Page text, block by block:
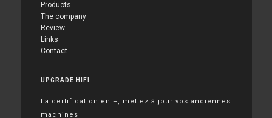
Products
The company
Review
Links
Contact
UPGRADE HIFI
La certification en +, mettez à jour vos anciennes
machines